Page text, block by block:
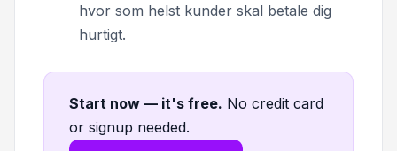
hvor som helst kunder skal betale dig
hurtigt.
Start now — it's free. No credit card
or signup needed.